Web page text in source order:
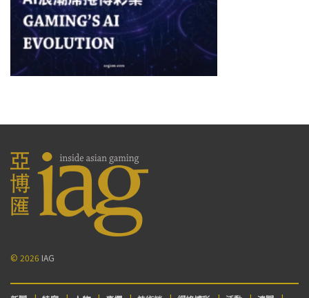
© 2026 IAG